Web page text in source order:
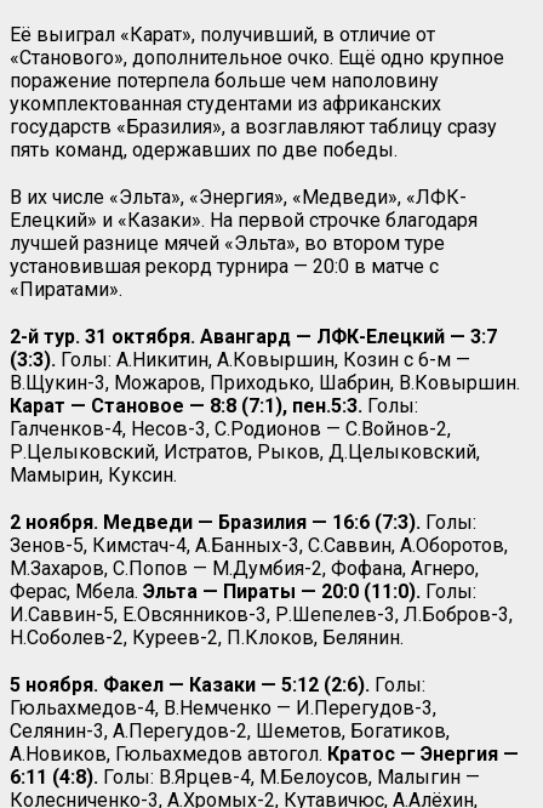
Её выиграл «Карат», получивший, в отличие от
«Станового», дополнительное очко. Ещё одно крупное
поражение потерпела больше чем наполовину
укомплектованная студентами из африканских
государств «Бразилия», а возглавляют таблицу сразу
пять команд, одержавших по две победы.
В их числе «Эльта», «Энергия», «Медведи», «ЛФК-
Елецкий» и «Казаки». На первой строчке благодаря
лучшей разнице мячей «Эльта», во втором туре
установившая рекорд турнира — 20:0 в матче с
«Пиратами».
2-й тур. 31 октября. Авангард — ЛФК-Елецкий — 3:7
(3:3). Голы: А.Никитин, А.Ковыршин, Козин с 6-м —
В.Щукин-3, Можаров, Приходько, Шабрин, В.Ковыршин.
Карат — Становое — 8:8 (7:1), пен.5:3. Голы:
Галченков-4, Несов-3, С.Родионов — С.Войнов-2,
Р.Целыковский, Истратов, Рыков, Д.Целыковский,
Мамырин, Куксин.
2 ноября. Медведи — Бразилия — 16:6 (7:3). Голы:
Зенов-5, Кимстач-4, А.Банных-3, С.Саввин, А.Оборотов,
М.Захаров, С.Попов — М.Думбия-2, Фофана, Агнеро,
Ферас, Мбела. Эльта — Пираты — 20:0 (11:0). Голы:
И.Саввин-5, Е.Овсянников-3, Р.Шепелев-3, Л.Бобров-3,
Н.Соболев-2, Куреев-2, П.Клоков, Белянин.
5 ноября. Факел — Казаки — 5:12 (2:6). Голы:
Гюльахмедов-4, В.Немченко — И.Перегудов-3,
Селянин-3, А.Перегудов-2, Шеметов, Богатиков,
А.Новиков, Гюльахмедов автогол. Кратос — Энергия —
6:11 (4:8). Голы: В.Ярцев-4, М.Белоусов, Малыгин —
Колесниченко-3, А.Хромых-2, Кутавичюс, А.Алёхин,